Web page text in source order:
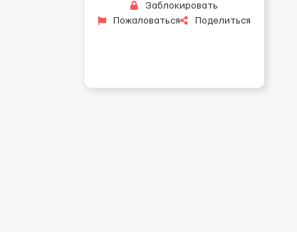
Заблокировать
Пожаловаться
Поделиться